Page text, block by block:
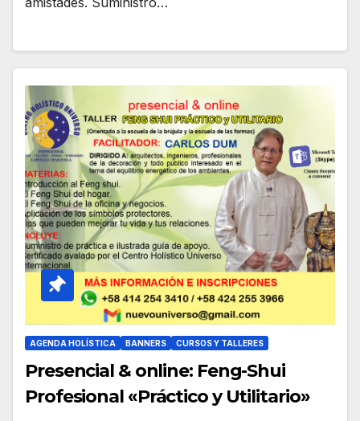
AGENDA HOLÍSTICA BANNERS CURSOS Y TALLERES
Presencial & online: Feng-Shui
Profesional «Práctico y Utilitario»